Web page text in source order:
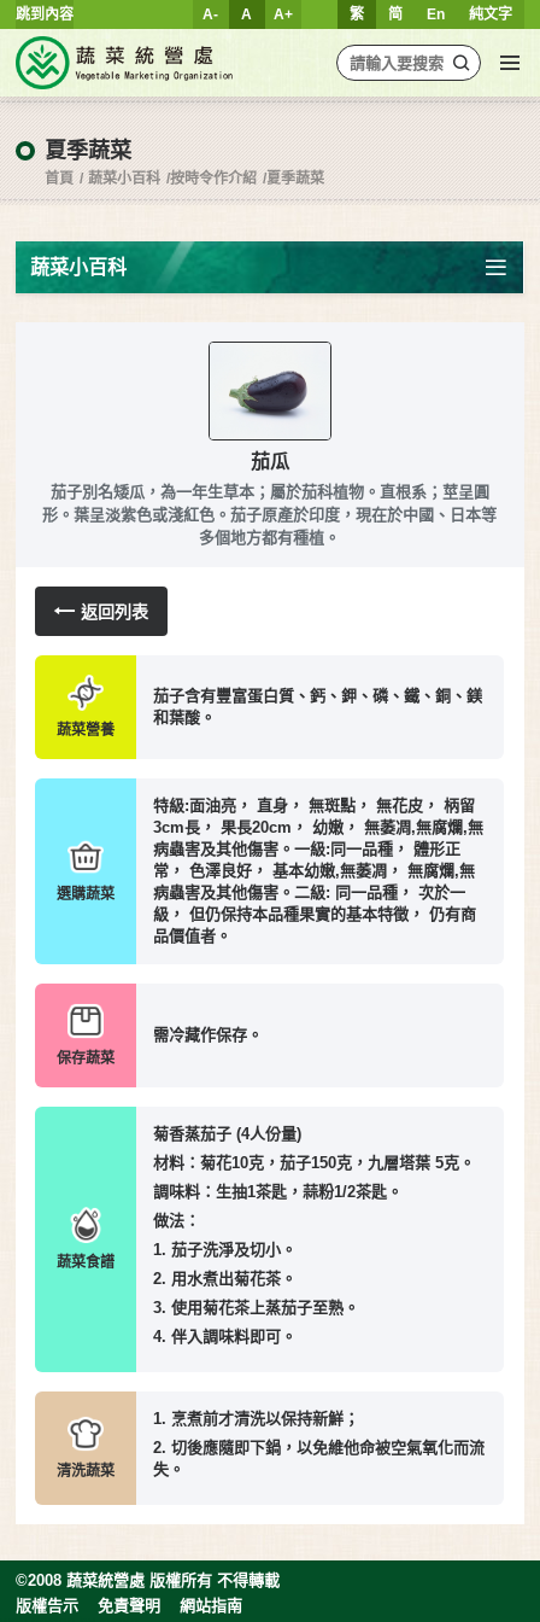
跳到內容 繁 简 En 純文字
A- A A+
夏季蔬菜
首頁 蔬菜小百科 按時令作介紹 夏季蔬菜
蔬菜小百科
茄瓜
茄子別名矮瓜，為一年生草本；屬於茄科植物。直根系；莖呈圓
形。葉呈淡紫色或淺紅色。茄子原產於印度，現在於中國、日本等
多個地方都有種植。
返回列表
蔬菜營養
茄子含有豐富蛋白質、鈣、鉀、磷、鐵、銅、鎂
和葉酸。
選購蔬菜
特級:面油亮， 直身， 無斑點， 無花皮， 柄留
3cm長， 果長20cm， 幼嫩， 無萎凋,無腐爛,無
病蟲害及其他傷害。一級:同一品種， 體形正
常， 色澤良好， 基本幼嫩,無萎凋， 無腐爛,無
病蟲害及其他傷害。二級: 同一品種， 次於一
級， 但仍保持本品種果實的基本特徵， 仍有商
品價值者。
保存蔬菜
需冷藏作保存。
蔬菜食譜
菊香蒸茄子 (4人份量)
材料：菊花10克，茄子150克，九層塔葉 5克。
調味料：生抽1茶匙，蒜粉1/2茶匙。
做法：
1. 茄子洗淨及切小。
2. 用水煮出菊花茶。
3. 使用菊花茶上蒸茄子至熟。
4. 伴入調味料即可。
清洗蔬菜
1. 烹煮前才清洗以保持新鮮；
2. 切後應隨即下鍋，以免維他命被空氣氧化而流
失。
©2008 蔬菜統營處 版權所有 不得轉載
版權告示
免責聲明 網站指南